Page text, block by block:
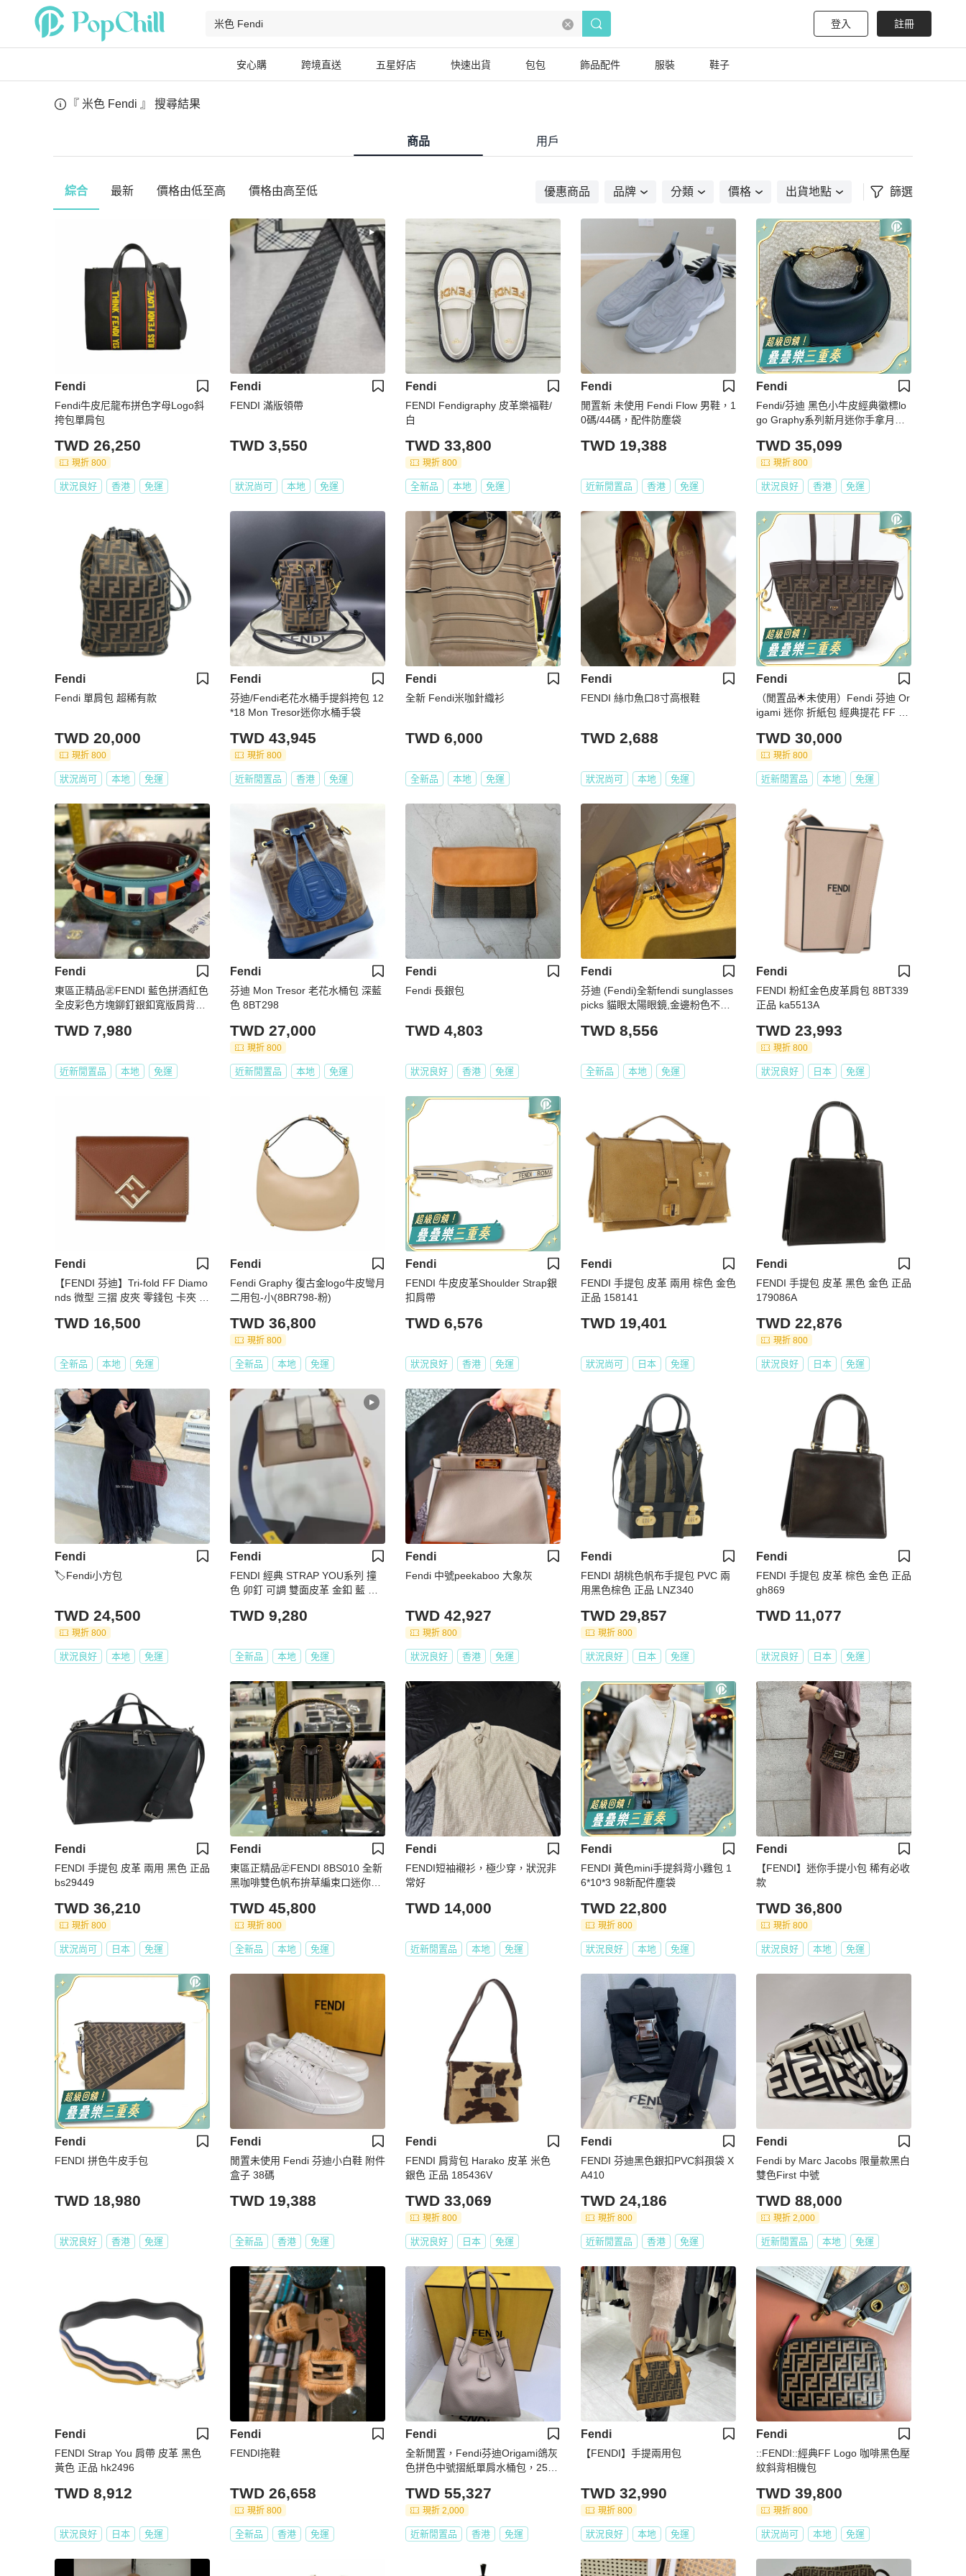
登入 註冊
安心購 跨境直送 五星好店 快速出貨 包包 飾品配件 服裝 鞋子
『 米色 Fendi 』 搜尋結果
商品 用戶
綜合 最新 價格由低至高 價格由高至低 優惠商品 品牌 分類 價格 出貨地點 篩選
Fendi
Fendi牛皮尼龍布拼色字母Logo斜
挎包單肩包
TWD 26,250
現折 800
狀況良好 香港 免運
Fendi
FENDI 滿版領帶
TWD 3,550
狀況尚可 本地 免運
Fendi
FENDI Fendigraphy 皮革樂福鞋/
白
TWD 33,800
現折 800
全新品 本地 免運
Fendi
閒置新 未使用 Fendi Flow 男鞋，1
0碼/44碼，配件防塵袋
TWD 19,388
近新閒置品 香港 免運
Fendi
Fendi/芬迪 黑色小牛皮經典徽標lo
go Graphy系列新月迷你手拿月牙
TWD 35,099
現折 800
狀況良好 香港 免運
Fendi
Fendi 單肩包 超稀有款
TWD 20,000
現折 800
狀況尚可 本地 免運
Fendi
芬迪/Fendi老花水桶手提斜挎包 12
*18 Mon Tresor迷你水桶手袋
TWD 43,945
現折 800
近新閒置品 香港 免運
Fendi
全新 Fendi米咖針織衫
TWD 6,000
全新品 本地 免運
Fendi
FENDI 絲巾魚口8寸高根鞋
TWD 2,688
狀況尚可 本地 免運
Fendi
（閒置品🌟未使用）Fendi 芬迪 Or
igami 迷你 折紙包 經典提花 FF 復
TWD 30,000
現折 800
近新閒置品 本地 免運
Fendi
東區正精品㊣FENDI 藍色拼酒紅色
全皮彩色方塊鉚釘銀釦寬版肩背帶
TWD 7,980
近新閒置品 本地 免運
Fendi
芬迪 Mon Tresor 老花水桶包 深藍
色 8BT298
TWD 27,000
現折 800
近新閒置品 本地 免運
Fendi
Fendi 長銀包
TWD 4,803
狀況良好 香港 免運
Fendi
芬迪 (Fendi)全新fendi sunglasses
picks 貓眼太陽眼鏡,金邊粉色不規
TWD 8,556
全新品 本地 免運
Fendi
FENDI 粉紅金色皮革肩包 8BT339
正品 ka5513A
TWD 23,993
現折 800
狀況良好 日本 免運
Fendi
【FENDI 芬迪】Tri-fold FF Diamo
nds 微型 三摺 皮夾 零錢包 卡夾 短
TWD 16,500
全新品 本地 免運
Fendi
Fendi Graphy 復古金logo牛皮彎月
二用包-小(8BR798-粉)
TWD 36,800
現折 800
全新品 本地 免運
Fendi
FENDI 牛皮皮革Shoulder Strap銀
扣肩帶
TWD 6,576
狀況良好 香港 免運
Fendi
FENDI 手提包 皮革 兩用 棕色 金色
正品 158141
TWD 19,401
狀況尚可 日本 免運
Fendi
FENDI 手提包 皮革 黑色 金色 正品
179086A
TWD 22,876
現折 800
狀況良好 日本 免運
Fendi
🏷Fendi小方包
TWD 24,500
現折 800
狀況良好 本地 免運
Fendi
FENDI 經典 STRAP YOU系列 撞
色 卯釘 可調 雙面皮革 金釦 藍 白
TWD 9,280
全新品 本地 免運
Fendi
Fendi 中號peekaboo 大象灰
TWD 42,927
現折 800
狀況良好 香港 免運
Fendi
FENDI 胡桃色帆布手提包 PVC 兩
用黑色棕色 正品 LNZ340
TWD 29,857
現折 800
狀況良好 日本 免運
Fendi
FENDI 手提包 皮革 棕色 金色 正品
gh869
TWD 11,077
狀況良好 日本 免運
Fendi
FENDI 手提包 皮革 兩用 黑色 正品
bs29449
TWD 36,210
現折 800
狀況尚可 日本 免運
Fendi
東區正精品㊣FENDI 8BS010 全新
黑咖啡雙色帆布拚草編束口迷你水
TWD 45,800
現折 800
全新品 本地 免運
Fendi
FENDI短袖襯衫，極少穿，狀況非
常好
TWD 14,000
近新閒置品 本地 免運
Fendi
FENDI 黃色mini手提斜背小雞包 1
6*10*3 98新配件塵袋
TWD 22,800
現折 800
狀況良好 本地 免運
Fendi
【FENDI】迷你手提小包 稀有必收
款
TWD 36,800
現折 800
狀況良好 本地 免運
Fendi
FENDI 拼色牛皮手包
TWD 18,980
狀況良好 香港 免運
Fendi
閒置未使用 Fendi 芬迪小白鞋 附件
盒子 38碼
TWD 19,388
全新品 香港 免運
Fendi
FENDI 肩背包 Harako 皮革 米色
銀色 正品 185436V
TWD 33,069
現折 800
狀況良好 日本 免運
Fendi
FENDI 芬迪黑色銀扣PVC斜孭袋 X
A410
TWD 24,186
現折 800
近新閒置品 香港 免運
Fendi
Fendi by Marc Jacobs 限量款黑白
雙色First 中號
TWD 88,000
現折 2,000
近新閒置品 本地 免運
Fendi
FENDI Strap You 肩帶 皮革 黑色
黃色 正品 hk2496
TWD 8,912
狀況良好 日本 免運
Fendi
FENDI拖鞋
TWD 26,658
現折 800
全新品 香港 免運
Fendi
全新閒置，Fendi芬迪Origami鴿灰
色拼色中號摺紙單肩水桶包，25年
TWD 55,327
現折 2,000
近新閒置品 香港 免運
Fendi
【FENDI】手提兩用包
TWD 32,990
現折 800
狀況良好 本地 免運
Fendi
::FENDI::經典FF Logo 咖啡黑色壓
紋斜背相機包
TWD 39,800
現折 800
狀況尚可 本地 免運